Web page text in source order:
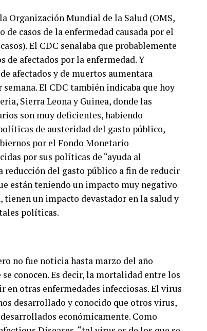
Organización Mundial de la Salud (OMS,
casos de la enfermedad causada por el
El CDC señalaba que probablemente
de afectados por la enfermedad. Y
afectados y de muertos aumentara
El CDC también indicaba que hoy
Sierra Leona y Guinea, donde las
son muy deficientes, habiendo
de austeridad del gasto público,
por el Fondo Monetario
por sus políticas de “ayuda al
reducción del gasto público a fin de reducir
están teniendo un impacto muy negativo
tienen un impacto devastador en la salud y
políticas.
no fue noticia hasta marzo del año
conocen. Es decir, la mortalidad entre los
en otras enfermedades infecciosas. El virus
desarrollado y conocido que otros virus,
económicamente. Como